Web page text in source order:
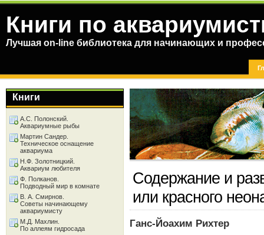
Книги по
Лучшая on-line библиотека для начинающих и
Содержание и
или красного
Ганс-Йоахим Рихтер
Книги
А.С. Полонский.
Аквариумные рыбы
Мартин Сандер.
Техническое оснащение
аквариума
Н.Ф. Золотницкий.
Аквариум любителя
Ф. Полканов.
Подводный мир в комнате
В. А. Смирнов.
Советы начинающему
аквариумисту
М.Д. Махлин.
По аллеям гидросада